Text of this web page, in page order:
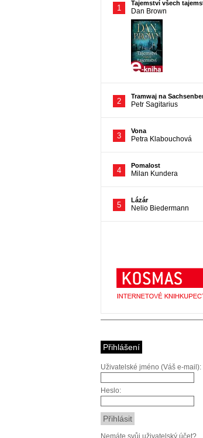
Přihlášení
Uživatelské jméno (Váš e-mail):
Heslo:
Nemáte svůj uživatelský účet?